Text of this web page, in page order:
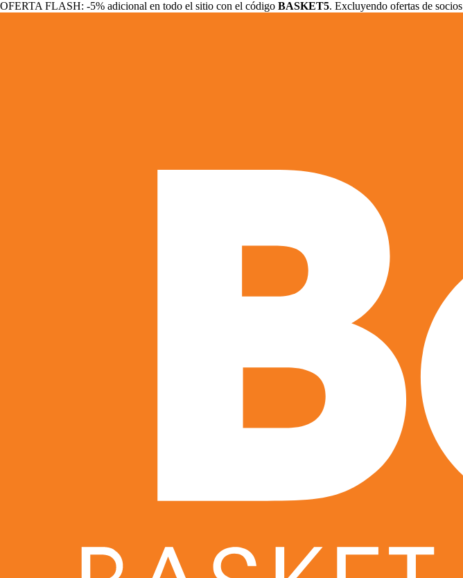
OFERTA FLASH: -5% adicional en todo el sitio con el código BASKET5. Excluyendo ofertas de socios